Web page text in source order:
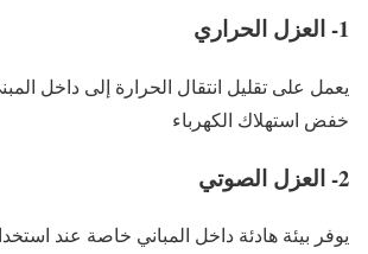
1- العزل الحراري
يعمل على تقليل انتقال الحرارة إلى داخل
خفض استهلاك الكهرباء
2- العزل الصوتي
يوفر بيئة هادئة داخل المباني خاصة عند